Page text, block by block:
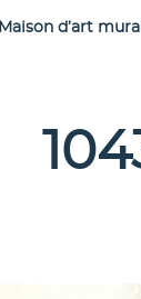
Maison d’art mural